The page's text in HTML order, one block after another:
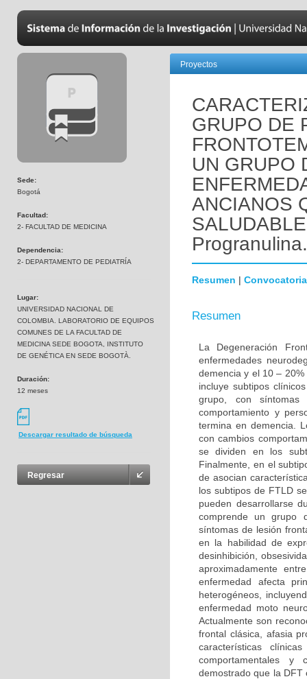
Sede:
Bogotá
Facultad:
2- FACULTAD DE MEDICINA
Dependencia:
2- DEPARTAMENTO DE PEDIATRÍA
Lugar:
UNIVERSIDAD NACIONAL DE
COLOMBIA. LABORATORIO DE EQUIPOS
COMUNES DE LA FACULTAD DE
MEDICINA SEDE BOGOTA, INSTITUTO
DE GENÉTICA EN SEDE BOGOTÀ.
Duración:
12 meses
Descargar resultado de búsqueda
Regresar
Proyectos
GRUPO DE
UN GRUPO
ANCIANOS
Progranulina.
Resumen | Convocatoria
Resumen
La Degeneración
enfermedades
demencia y el 10 –
incluye subtipos
grupo, con síntomas
comportamiento y
termina en demencia.
con cambios
se dividen en los
Finalmente, en el
de asocian
los subtipos de FTLD
pueden desarrollarse
comprende un grupo
síntomas de lesión
en la habilidad de
desinhibición,
aproximadamente
enfermedad afecta
heterogéneos,
enfermedad moto
Actualmente son
frontal clásica, afasia
características
comportamentales y
demostrado que la DFT